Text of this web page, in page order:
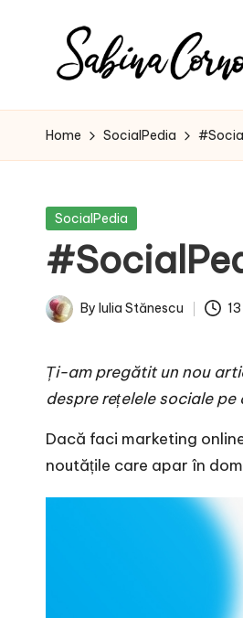
S
a
i
n
a
o
r
n
o
creator
de
de
16
ani
Home SocialPedia
Posted
SocialPedia
Posted
By Iulia Stănescu
Ți-am pregătit un nou
despre rețelele sociale
Dacă faci marketing
noutățile care apar în